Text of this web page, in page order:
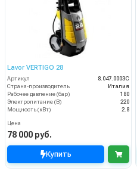
Lavor VERTIGO 28
Артикул
8.047.0003C
Страна-производитель
Италия
Рабочее давление (бар)
180
Электропитание (В)
220
Мощность (кВт)
2.8
Цена
78 000 руб.
Купить